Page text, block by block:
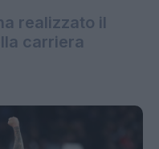
realizzato il
carriera